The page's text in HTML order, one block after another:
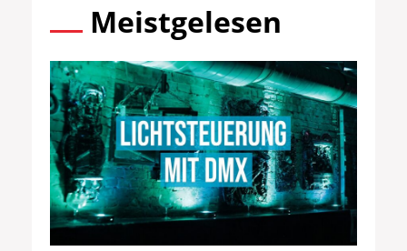
Meistgelesen